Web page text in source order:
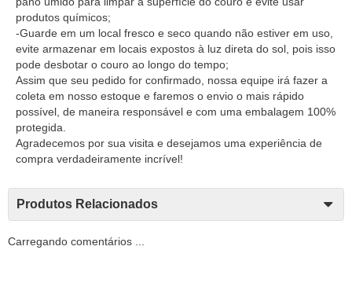
produtos químicos;
-Guarde em um local fresco e seco quando não estiver em uso,
evite armazenar em locais expostos à luz direta do sol, pois isso
pode desbotar o couro ao longo do tempo;
Assim que seu pedido for confirmado, nossa equipe irá fazer a
coleta em nosso estoque e faremos o envio o mais rápido
possível, de maneira responsável e com uma embalagem 100%
protegida.
Agradecemos por sua visita e desejamos uma experiência de
compra verdadeiramente incrível!
Produtos Relacionados
Carregando comentários ...